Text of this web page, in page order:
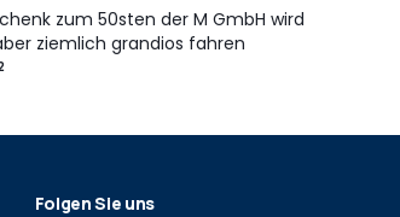
zum 50sten der M GmbH wird
ziemlich grandios fahren
Folgen Sie uns